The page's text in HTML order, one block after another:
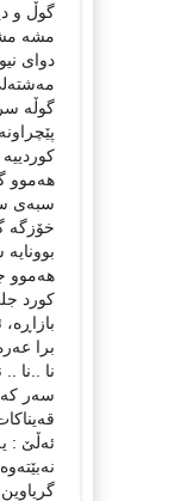
گوڵ و
مشە
دوای
گوڵە
هەموو
سبەی
خۆزگە
هەموو
کورد
برا
نا ..نا
سەر
ئەڵێ :